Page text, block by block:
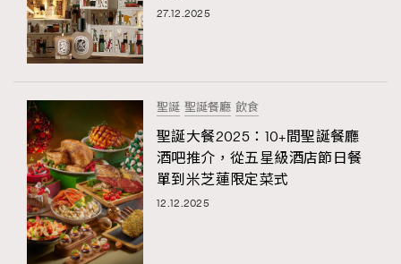
27.12.2025
聖誕 聖誕餐廳 飲食
聖誕大餐2025：10+間聖誕餐廳
酒吧推介，從五星級酒店節日餐
單到米芝蓮限定菜式
12.12.2025